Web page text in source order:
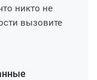
никто не
вызовите